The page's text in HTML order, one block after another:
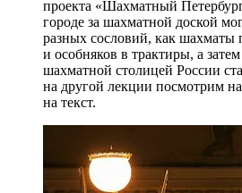
проекта «Шахматный
городе за шахматной доской
разных сословий, как шахматы
и особняков в трактиры, а
шахматной столицей России
на другой лекции посмотрим
на текст.